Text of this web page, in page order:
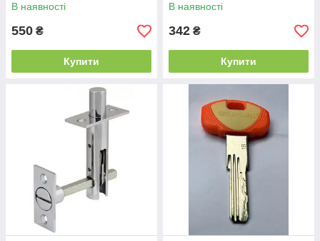
В наявності
550 ₴
Купити
В наявності
342 ₴
Купити